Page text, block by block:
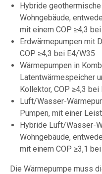
Hybride
Wohngebäude,
mit einem COP ≥4,3
Erdwärmepumpen mit
COP ≥4,3 bei E4/W35
Wärmepumpen in
Latentwärmespeicher
Kollektor, COP ≥4,3
Luft/Wasser-
Pumpen, mit einer
Hybride Luft/Wasser-
Wohngebäude,
mit einem COP ≥3,1
Die Wärmepumpe muss